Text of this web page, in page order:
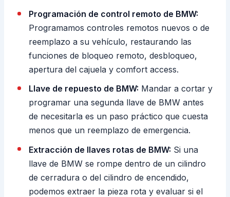
Programación de control remoto de BMW:
Programamos controles remotos nuevos o de
reemplazo a su vehículo, restaurando las
funciones de bloqueo remoto, desbloqueo,
apertura del cajuela y comfort access.
Llave de repuesto de BMW: Mandar a cortar y
programar una segunda llave de BMW antes
de necesitarla es un paso práctico que cuesta
menos que un reemplazo de emergencia.
Extracción de llaves rotas de BMW: Si una
llave de BMW se rompe dentro de un cilindro
de cerradura o del cilindro de encendido,
podemos extraer la pieza rota y evaluar si el